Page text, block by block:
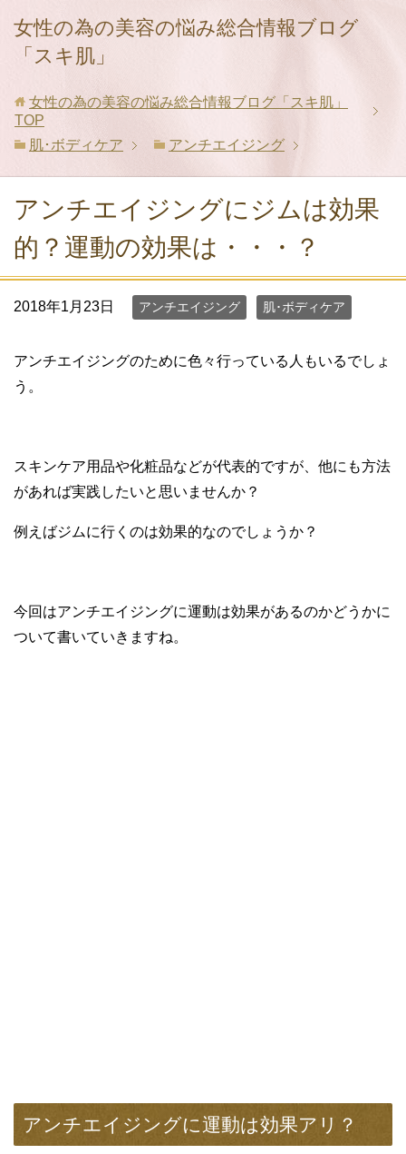
女性の為の美容の悩み総合情報ブログ
「スキ肌」
女性の為の美容の悩み総合情報ブログ「スキ肌」
TOP
肌･ボディケア
アンチエイジング
アンチエイジングにジムは効果
的？運動の効果は・・・？
2018年1月23日 アンチエイジング 肌･ボディケア
アンチエイジングのために色々行っている人もいるでしょ
う。
スキンケア用品や化粧品などが代表的ですが、他にも方法
があれば実践したいと思いませんか？
例えばジムに行くのは効果的なのでしょうか？
今回はアンチエイジングに運動は効果があるのかどうかに
ついて書いていきますね。
アンチエイジングに運動は効果アリ？